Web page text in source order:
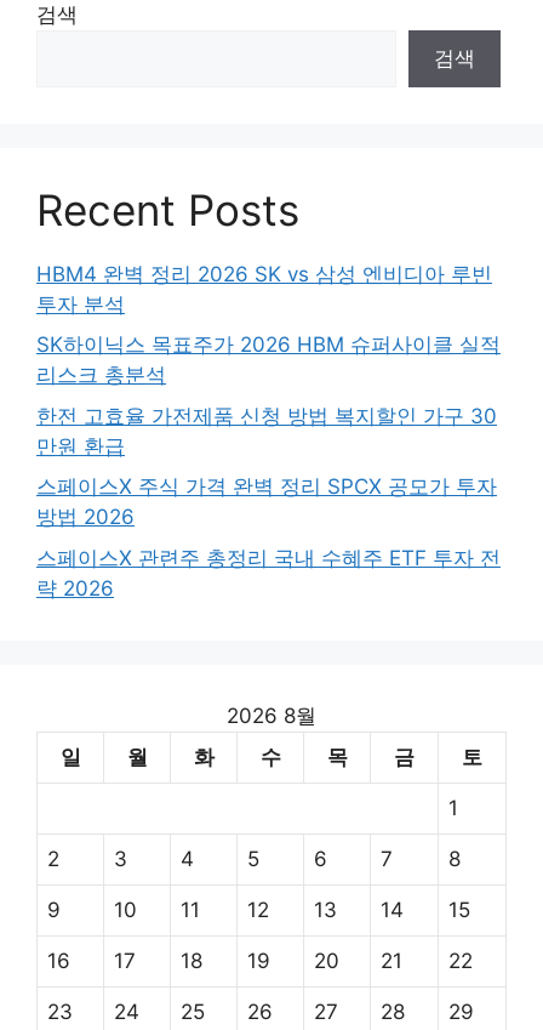
검색
검색
Recent Posts
HBM4 완벽 정리 2026 SK vs 삼성 엔비디아 루빈
투자 분석
SK하이닉스 목표주가 2026 HBM 슈퍼사이클 실적
리스크 총분석
한전 고효율 가전제품 신청 방법 복지할인 가구 30
만원 환급
스페이스X 주식 가격 완벽 정리 SPCX 공모가 투자
방법 2026
스페이스X 관련주 총정리 국내 수혜주 ETF 투자 전
략 2026
2026 8월
일
월 화 수 목 금 토
1
2 3 4 5 6 7 8
9 10 11 12 13 14 15
16 17 18 19 20 21 22
23 24 25 26 27 28 29